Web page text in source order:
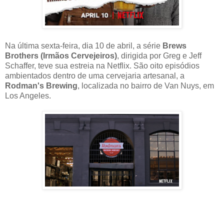
Na última sexta-feira, dia 10 de abril, a série Brews
Brothers (Irmãos Cervejeiros), dirigida por Greg e Jeff
Schaffer, teve sua estreia na Netflix. São oito episódios
ambientados dentro de uma cervejaria artesanal, a
Rodman's Brewing, localizada no bairro de Van Nuys, em
Los Angeles.